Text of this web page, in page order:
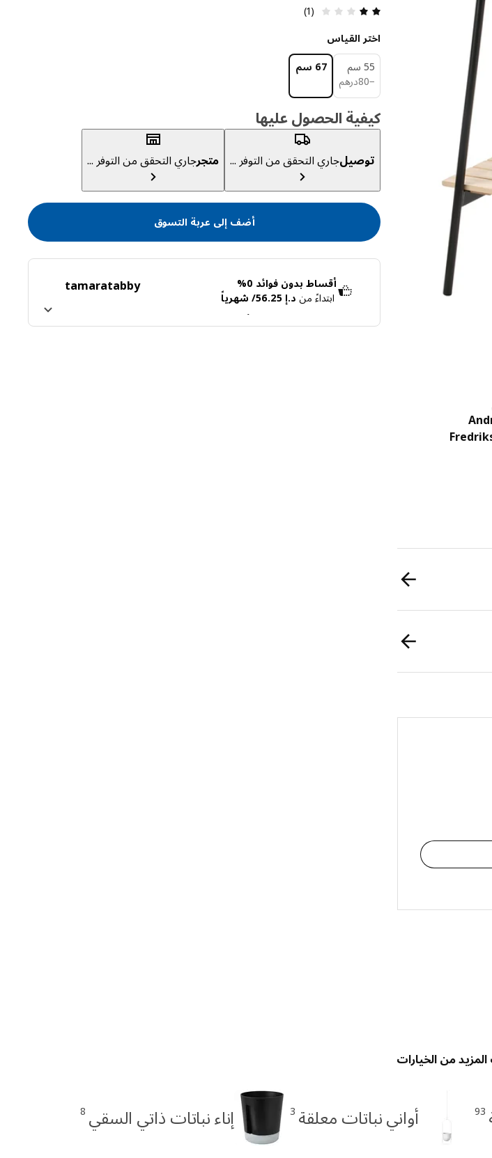
مراجعة التقييم: 2 من 5 نجوم إجمالي المراجعات: 1(1)
اختر القياس
55 سم
−
درهم80
67 سم
كيفية الحصول عليها
توصيلجاري التحقق من التوفر ... متجرجاري التحقق من التوفر ...
أضف إلى عربة التسوق
أقساط بدون فوائد 0%
ابتداءً من د.إ 56.25/ شهرياً
tabby
tamara
من الخيارات
93 أواني نباتات معلقة 3 إناء نباتات ذاتي السقي 8